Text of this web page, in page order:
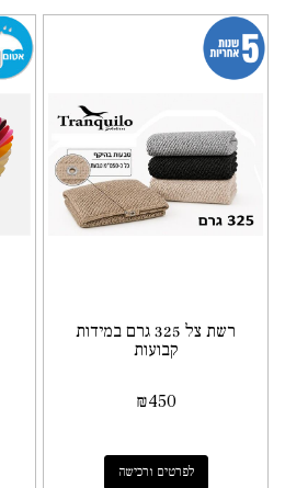
רשת צל 325 גרם במידות
קבועות
₪450
לפרטים ורכישה